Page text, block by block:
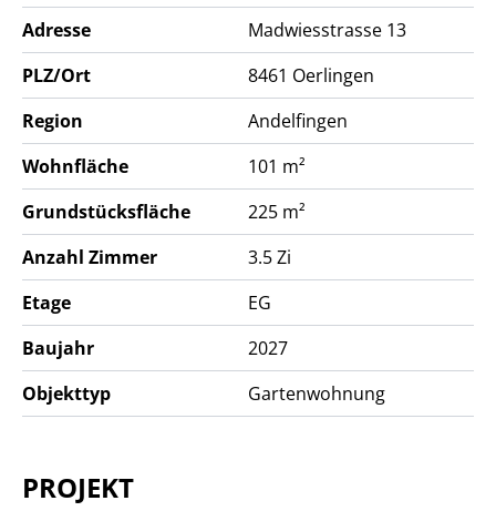
Adresse
Madwiesstrasse 13
PLZ/Ort
8461 Oerlingen
Region
Andelfingen
Wohnfläche
101 m²
Grundstücksfläche
225 m²
Anzahl Zimmer
3.5 Zi
Etage
EG
Baujahr
2027
Objekttyp
Gartenwohnung
PROJEKT